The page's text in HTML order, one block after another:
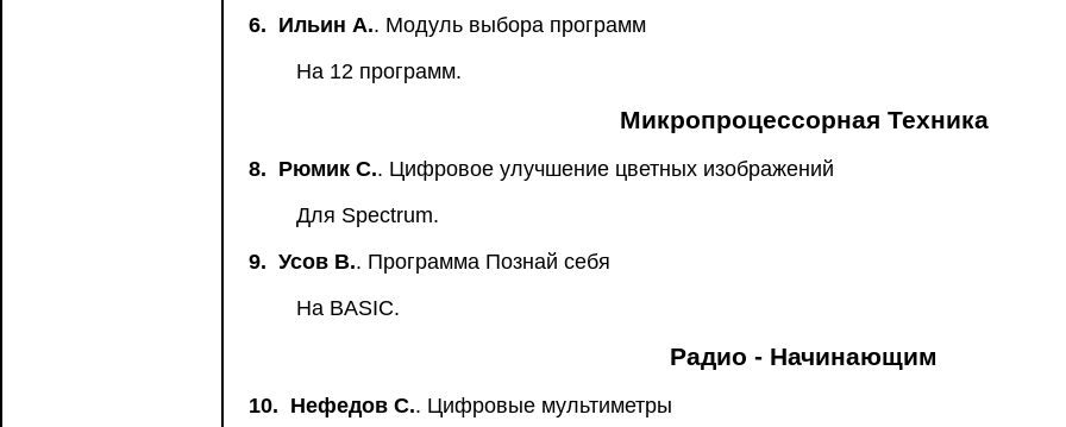
6. Ильин А.. Модуль выбора программ
На 12 программ.
Микропроцессорная Техника
8. Рюмик С.. Цифровое улучшение цветных изображений
Для Spectrum.
9. Усов В.. Программа Познай себя
На BASIC.
Радио - Начинающим
10. Нефедов С.. Цифровые мультиметры